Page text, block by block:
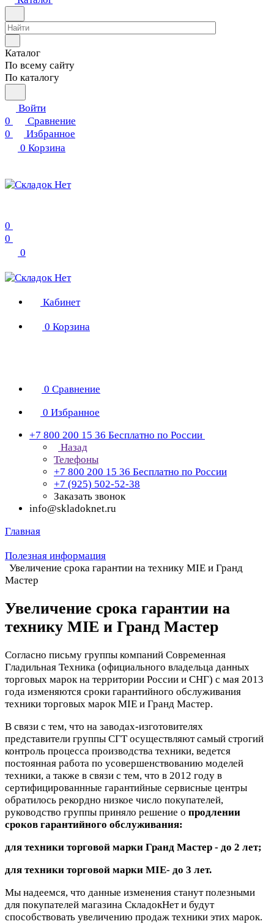
Каталог
По всему сайту
По каталогу
Войти
0
Сравнение
0
Избранное
0 Корзина
0
0
0
Кабинет
0 Корзина
0 Сравнение
0 Избранное
+7 800 200 15 36 Бесплатно по России
Назад
Телефоны
+7 800 200 15 36 Бесплатно по России
+7 (925) 502-52-38
Заказать звонок
info@skladoknet.ru
Главная
Полезная информация
Увеличение срока гарантии на технику MIE и Гранд
Мастер
Увеличение срока гарантии на
технику MIE и Гранд Мастер
Согласно письму группы компаний Современная
Гладильная Техника (официального владельца данных
торговых марок на территории России и СНГ) с мая 2013
года изменяются сроки гарантийного обслуживания
техники торговых марок MIE и Гранд Мастер.
В связи с тем, что на заводах-изготовителях
представители группы СГТ осуществляют самый строгий
контроль процесса производства техники, ведется
постоянная работа по усовершенствованию моделей
техники, а также в связи с тем, что в 2012 году в
сертифицированнные гарантийные сервисные центры
обратилось рекордно низкое число покупателей,
руководство группы приняло решение о продлении
сроков гарантийного обслуживания:
для техники торговой марки Гранд Мастер - до 2 лет;
для техники торговой марки MIE- до 3 лет.
Мы надеемся, что данные изменения станут полезными
для покупателей магазина СкладокНет и будут
способствовать увеличению продаж техники этих марок.